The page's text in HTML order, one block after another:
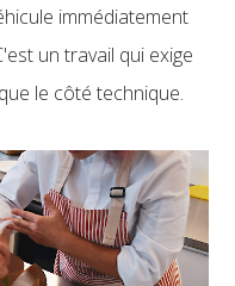
immédiatement
un travail qui exige
le côté technique.